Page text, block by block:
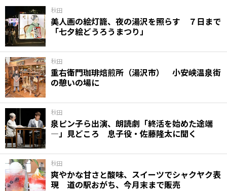
秋田
美人画の絵灯籠、夜の湯沢を照らす ７日まで
「七夕絵どうろうまつり」
秋田
重右衛門珈琲焙煎所（湯沢市） 小安峡温泉街
の憩いの場に
秋田
泉ピン子ら出演、朗読劇「終活を始めた途端
―」見どころ 息子役・佐藤隆太に聞く
秋田
爽やかな甘さと酸味、スイーツでシャクヤク表
現 道の駅おがち、今月末まで販売